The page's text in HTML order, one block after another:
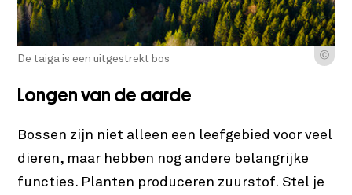
Ⓒ
De taiga is een uitgestrekt bos
Longen van de aarde
Bossen zijn niet alleen een leefgebied voor veel
dieren, maar hebben nog andere belangrijke
functies. Planten produceren zuurstof. Stel je